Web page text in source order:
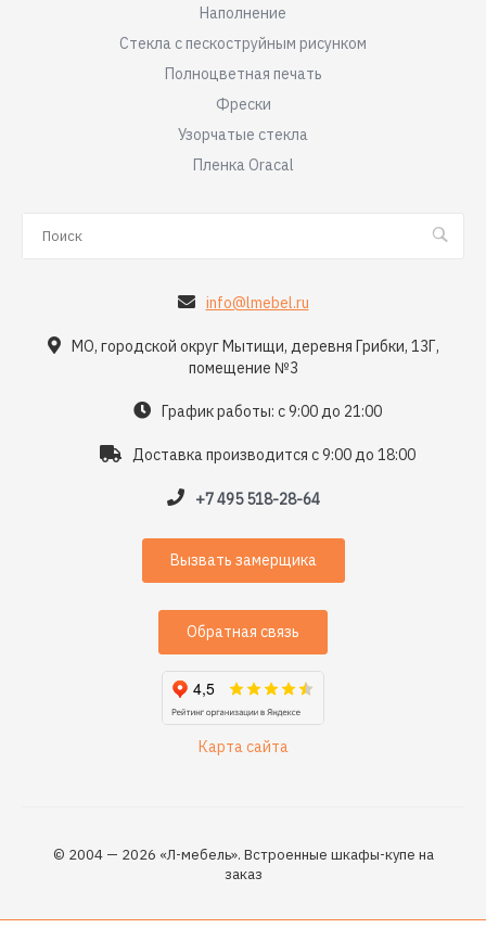
Наполнение
Стекла с пескоструйным рисунком
Полноцветная печать
Фрески
Узорчатые стекла
Пленка Oracal
info@lmebel.ru
МО, городской округ Мытищи, деревня Грибки, 13Г,
помещение №3
График работы: с 9:00 до 21:00
Доставка производится с 9:00 до 18:00
+7 495 518-28-64
Вызвать замерщика
Обратная связь
Карта сайта
© 2004 — 2026 «Л-мебель». Встроенные шкафы-купе на
заказ